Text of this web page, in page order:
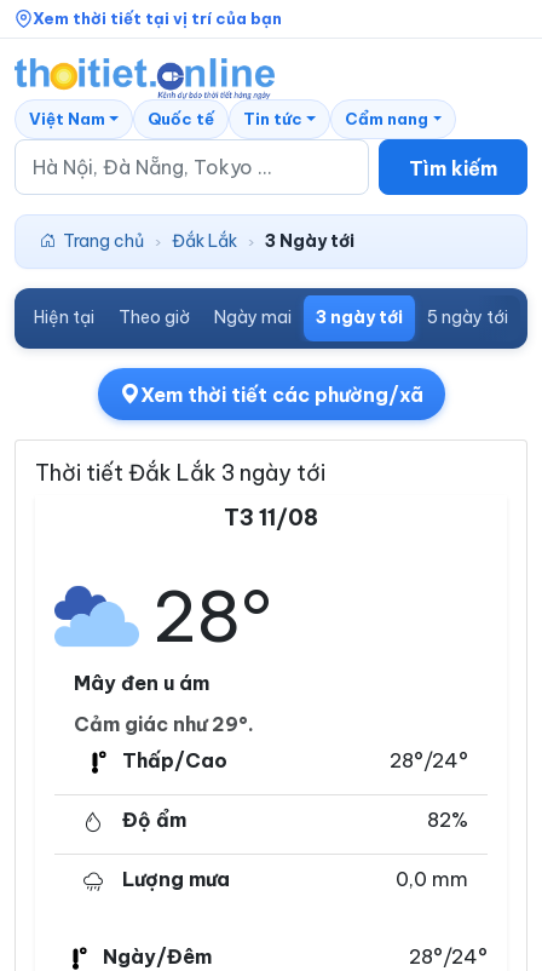
Xem thời tiết tại vị trí của bạn
Tìm kiếm
Việt Nam Quốc tế Tin tức Cẩm nang
Trang chủ › Đắk Lắk › 3 Ngày tới
Hiện tại Theo giờ Ngày mai 3 ngày tới 5 ngày tới
Xem thời tiết các phường/xã
Thời tiết Đắk Lắk 3 ngày tới
T3 11/08
28°
Mây đen u ám
Cảm giác như 29°.
Thấp/Cao
28°/24°
Độ ẩm 82%
Lượng mưa 0,0 mm
Ngày/Đêm 28°/24°